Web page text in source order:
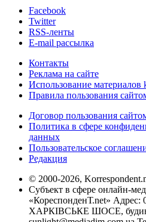
Facebook
Twitter
RSS-ленты
E-mail рассылка
Контакты
Реклама на сайте
Использование материалов
Правила пользования
Договор пользования
Политика в сфере
данных
Пользовательское
Редакция
© 2000-2026,
Субъект в сфере онлайн-
«КореспонденТ.net» Адрес:
ХАРКІВСЬКЕ ШОСЕ,